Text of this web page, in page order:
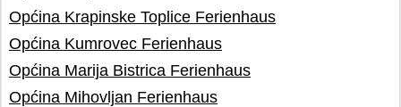
Općina Krapinske Toplice Ferienhaus
Općina Kumrovec Ferienhaus
Općina Marija Bistrica Ferienhaus
Općina Mihovljan Ferienhaus